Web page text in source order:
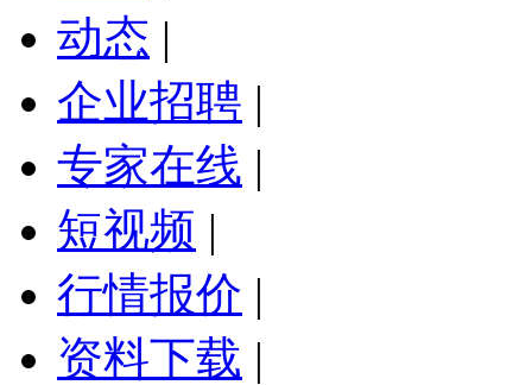
动态 |
企业招聘 |
专家在线 |
短视频 |
行情报价 |
资料下载 |